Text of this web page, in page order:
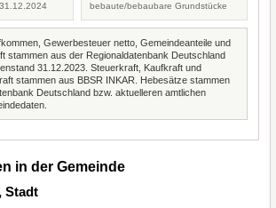
bebaute/bebaubare Grundstücke
Gewerbesteuer netto, Gemeindeanteile und
stammen aus der Regionaldatenbank Deutschland
31.12.2023. Steuerkraft, Kaufkraft und
stammen aus BBSR INKAR. Hebesätze stammen
Deutschland bzw. aktuelleren amtlichen
in der Gemeinde
Stadt